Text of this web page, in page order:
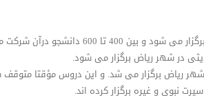
نبوی و غیره برگزار کرده اند.